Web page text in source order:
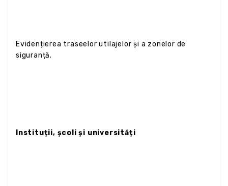
Evidențierea traseelor utilajelor și a zonelor de
siguranță.
Instituții, școli și universități